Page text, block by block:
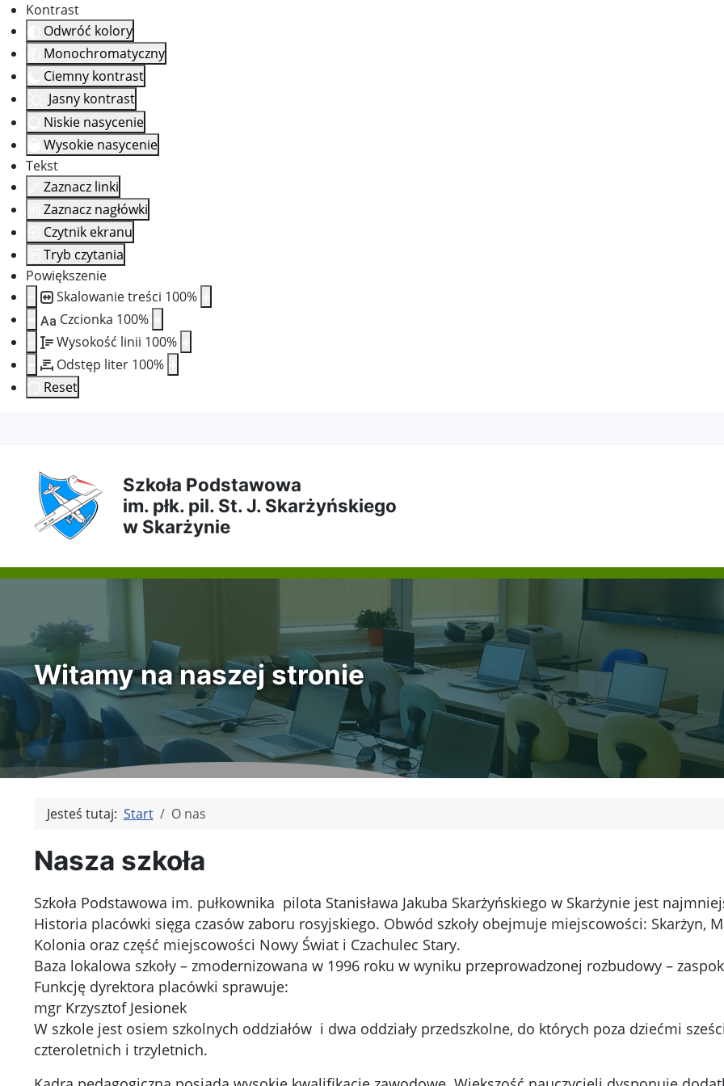
Kontrast
Odwróć kolory
Monochromatyczny
Ciemny kontrast
Jasny kontrast
Niskie nasycenie
Wysokie nasycenie
Tekst
Zaznacz linki
Zaznacz nagłówki
Czytnik ekranu
Tryb czytania
Powiększenie
Skalowanie treści 100%
Aa Czcionka 100%
Wysokość linii 100%
Odstęp liter 100%
Reset
do
treści
do
menu
do
wyszukiwarki
do
mapy
Szkoła Podstawowa
im. płk. pil. St. J. Skarżyńskiego
w Skarżynie
Witamy na naszej stronie
Jesteś tutaj: Start O nas
Nasza szkoła
Szkoła Podstawowa im. pułkownika pilota Stanisława Jakuba Skarżyńskiego w Skarżynie jest
Historia placówki sięga czasów zaboru rosyjskiego. Obwód szkoły obejmuje miejscowości: Skarżyn,
Kolonia oraz część miejscowości Nowy Świat i Czachulec Stary.
Baza lokalowa szkoły – zmodernizowana w 1996 roku w wyniku przeprowadzonej rozbudowy –
Funkcję dyrektora placówki sprawuje:
mgr Krzysztof Jesionek
W szkole jest osiem szkolnych oddziałów i dwa oddziały przedszkolne, do których poza dziećmi
czteroletnich i trzyletnich.